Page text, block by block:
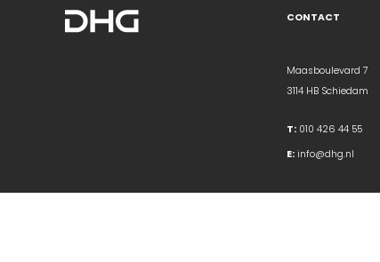
CONTACT
Maasboulevard 7
3114 HB Schiedam
T: 010 426 44 55
E: info@dhg.nl